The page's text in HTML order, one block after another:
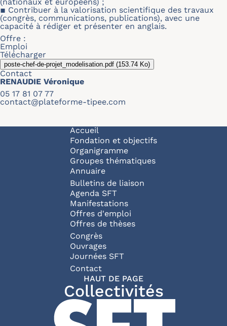
▪ Contribuer à la valorisation scientifique des travaux
(congrès, communications, publications), avec une
capacité à rédiger et présenter en anglais.
Offre :
Emploi
Télécharger
poste-chef-de-projet_modelisation.pdf (153.74 Ko)
Contact
RENAUDIE Véronique
05 17 81 07 77
contact@plateforme-tipee.com
Navigation principale
Accueil
Fondation et objectifs
Organigramme
Groupes thématiques
Annuaire
Bulletins de liaison
Agenda SFT
Manifestations
Offres d'emploi
Offres de thèses
Congrès
Ouvrages
Journées SFT
Pied de page
Contact
HAUT DE PAGE
Collectivités